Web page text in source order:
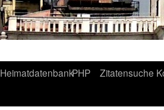
HeimatdatenbankPHP Zitatensuche